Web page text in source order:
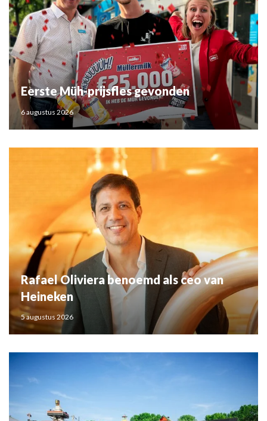
Eerste Müh-prijsfles gevonden
6 augustus 2026
Rafael Oliviera benoemd als ceo van
Heineken
5 augustus 2026